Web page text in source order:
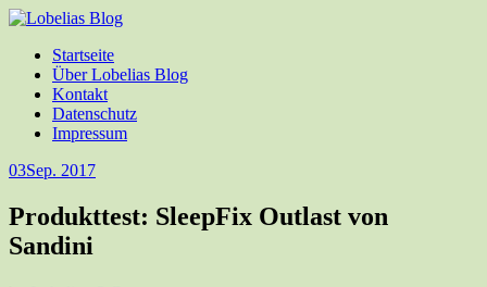
Startseite
Über Lobelias Blog
Kontakt
Datenschutz
Impressum
03Sep. 2017
Produkttest: SleepFix Outlast von
Sandini